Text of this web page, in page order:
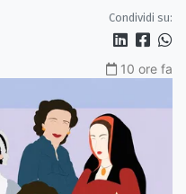
Condividi su:
10 ore fa